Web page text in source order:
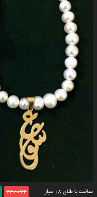
ساخت با طلای ۱۸ عیار 23/072